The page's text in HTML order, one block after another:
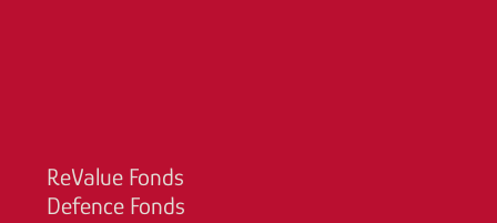
ReValue Fonds
Defence Fonds